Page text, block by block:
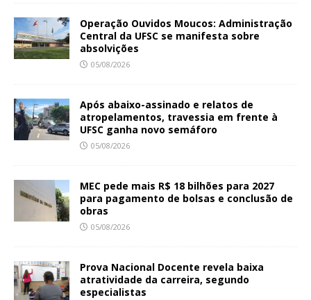
Operação Ouvidos Moucos: Administração
Central da UFSC se manifesta sobre
absolvições
05/08/2026
Após abaixo-assinado e relatos de
atropelamentos, travessia em frente à
UFSC ganha novo semáforo
05/08/2026
MEC pede mais R$ 18 bilhões para 2027
para pagamento de bolsas e conclusão de
obras
05/08/2026
Prova Nacional Docente revela baixa
atratividade da carreira, segundo
especialistas